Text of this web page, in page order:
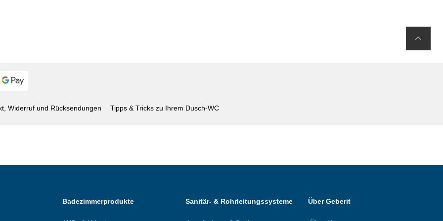
Widerruf und Rücksendungen Tipps & Tricks zu Ihrem Dusch-WC
Badezimmerprodukte Sanitär- & Rohrleitungssysteme Über Geberit